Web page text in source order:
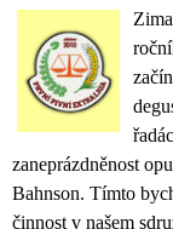
zaneprázdněnost
Bahnson. Tímto
činnost v našem